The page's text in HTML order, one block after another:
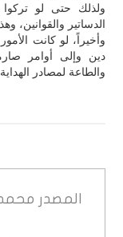
ولذلك حتى لو تركوا
الدساتير والقوانين،
وأخيراً، لو كانت
دين وإلى أوامر
والطاعة لمصادر
المصدر